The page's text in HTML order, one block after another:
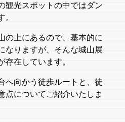
観光スポットの中ではダン
。
の上にあるので、基本的に
なりますが、そんな城山展
存在しています。
へ向かう徒歩ルートと、徒
点についてご紹介いたしま